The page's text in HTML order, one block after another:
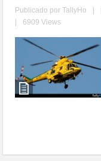
Publicado porTallyHo
6909 Views